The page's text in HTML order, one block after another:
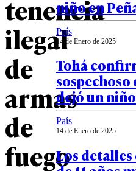
tenencia
ilegal
de
armas
de
fuego
niño en
País
14 de Enero de 2025
Tohá
dejó un
País
14 de Enero de 2025
Los